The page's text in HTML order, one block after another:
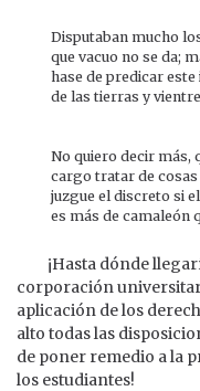
Disputaban mucho
que vacuo no se da;
hase de predicar
de las tierras y
No quiero decir más,
cargo tratar de cosas
juzgue el discreto si
es más de camaleón
¡Hasta dónde
corporación
aplicación de los
alto todas las
de poner remedio a la
los estudiantes!